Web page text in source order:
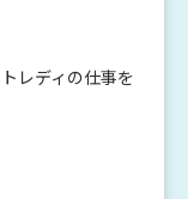
レディの仕事を